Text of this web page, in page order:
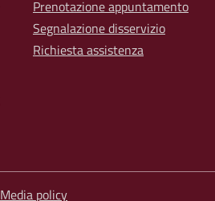
Prenotazione appuntamento
Segnalazione disservizio
Richiesta assistenza
Media policy